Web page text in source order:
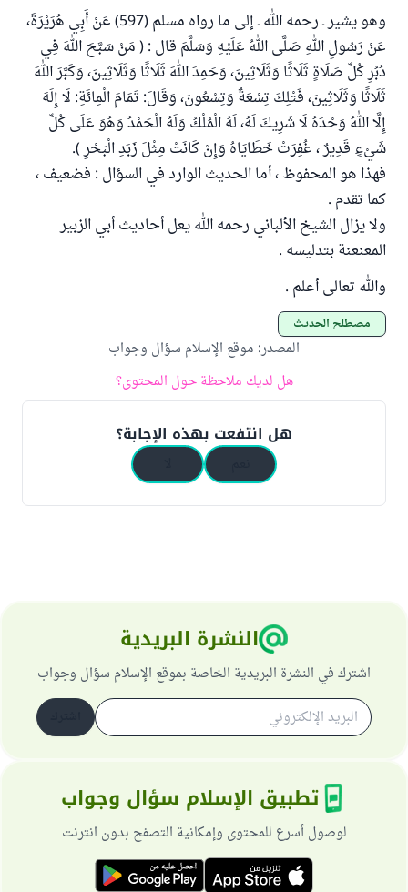
وهو يشير ـ رحمه الله ـ إلى ما رواه مسلم (597) عَنْ أَبِي هُرَيْرَةَ،
عَنْ رَسُولِ اللهِ صَلَّى اللهُ عَلَيْهِ وَسَلَّمَ قال : ( مَنْ سَبَّحَ اللهَ فِي
دُبُرِ كُلِّ صَلَاةٍ ثَلَاثًا وَثَلَاثِينَ، وَحَمِدَ اللهَ ثَلَاثًا وَثَلَاثِينَ، وَكَبَّرَ اللهَ
ثَلَاثًا وَثَلَاثِينَ، فَتْلِكَ تِسْعَةٌ وَتِسْعُونَ، وَقَالَ: تَمَامَ الْمِائَةِ: لَا إِلَهَ
إِلَّا اللهُ وَحْدَهُ لَا شَرِيكَ لَهُ، لَهُ الْمُلْكُ وَلَهُ الْحَمْدُ وَهُوَ عَلَى كُلِّ
شَيْءٍ قَدِيرٌ ، غُفِرَتْ خَطَايَاهُ وَإِنْ كَانَتْ مِثْلَ زَبَدِ الْبَحْرِ ).
فهذا هو المحفوظ ، أما الحديث الوارد في السؤال : فضعيف ،
كما تقدم .
ولا يزال الشيخ الألباني رحمه الله يعل أحاديث أبي الزبير
المعنعنة بتدليسه .
والله تعالى أعلم .
مصطلح الحديث
المصدر: موقع الإسلام سؤال وجواب
هل لديك ملاحظة حول المحتوى؟
هل انتفعت بهذه الإجابة؟
النشرة البريدية
اشترك في النشرة البريدية الخاصة بموقع الإسلام سؤال وجواب
تطبيق الإسلام سؤال وجواب
لوصول أسرع للمحتوى وإمكانية التصفح بدون انترنت